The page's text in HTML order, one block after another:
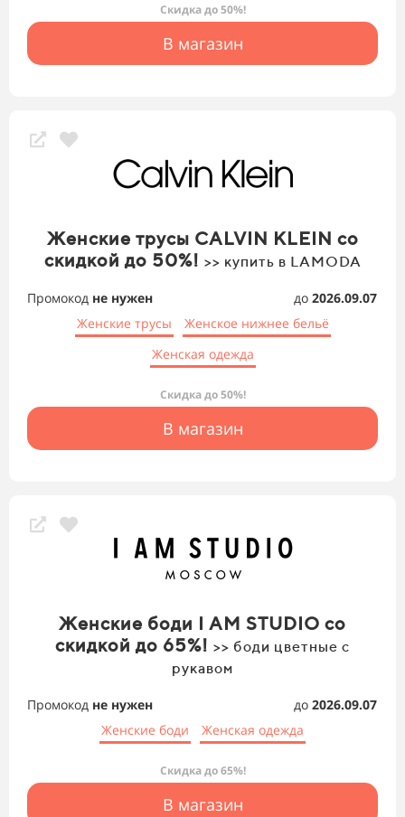
Скидка до 50%!
В магазин
Женские трусы CALVIN KLEIN со
скидкой до 50%! >> купить в LAMODA
Промокод не нужен до 2026.09.07
Женские трусы
Женское нижнее бельё
Женская одежда
Скидка до 50%!
В магазин
Женские боди I AM STUDIO со
скидкой до 65%! >> боди цветные с
рукавом
Промокод не нужен до 2026.09.07
Женские боди
Женская одежда
Скидка до 65%!
В магазин